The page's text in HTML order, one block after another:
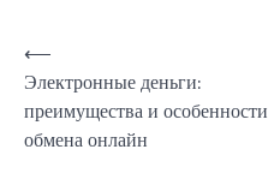
Навигация
по
записям
⟵
Электронные деньги:
преимущества и особенности
обмена онлайн